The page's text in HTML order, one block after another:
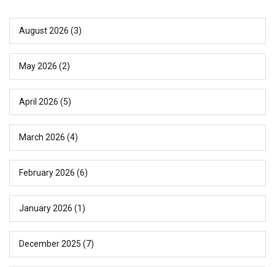
August 2026 (3)
May 2026 (2)
April 2026 (5)
March 2026 (4)
February 2026 (6)
January 2026 (1)
December 2025 (7)